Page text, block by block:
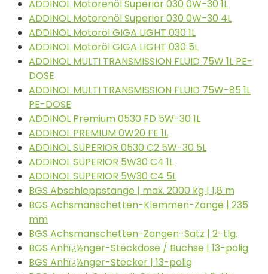
ADDINOL Motorenöl Superior 030 0W-30 1L
ADDINOL Motorenöl Superior 030 0W-30 4L
ADDINOL Motoröl GIGA LIGHT 030 1L
ADDINOL Motoröl GIGA LIGHT 030 5L
ADDINOL MULTI TRANSMISSION FLUID 75W 1L PE-
DOSE
ADDINOL MULTI TRANSMISSION FLUID 75W-85 1L
PE-DOSE
ADDINOL Premium 0530 FD 5W-30 1L
ADDINOL PREMIUM 0W20 FE 1L
ADDINOL SUPERIOR 0530 C2 5W-30 5L
ADDINOL SUPERIOR 5W30 C4 1L
ADDINOL SUPERIOR 5W30 C4 5L
BGS Abschleppstange | max. 2000 kg | 1,8 m
BGS Achsmanschetten-Klemmen-Zange | 235
mm
BGS Achsmanschetten-Zangen-Satz | 2-tlg.
BGS Anhï¿½nger-Steckdose / Buchse | 13-polig
BGS Anhï¿½nger-Stecker | 13-polig